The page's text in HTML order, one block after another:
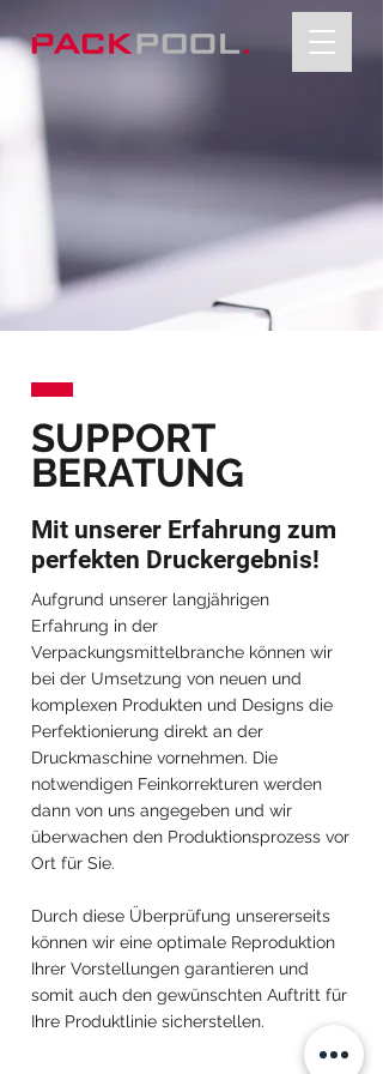
SUPPORT
BERATUNG
Mit unserer Erfahrung zum
perfekten Druckergebnis!
Aufgrund unserer langjährigen
Erfahrung in der
Verpackungsmittelbranche können wir
bei der Umsetzung von neuen und
komplexen Produkten und Designs die
Perfektionierung direkt an der
Druckmaschine vornehmen. Die
notwendigen Feinkorrekturen werden
dann von uns angegeben und wir
überwachen den Produktionsprozess vor
Ort für Sie.
Durch diese Überprüfung unsererseits
können wir eine optimale Reproduktion
Ihrer Vorstellungen garantieren und
somit auch den gewünschten Auftritt für
Ihre Produktlinie sicherstellen.